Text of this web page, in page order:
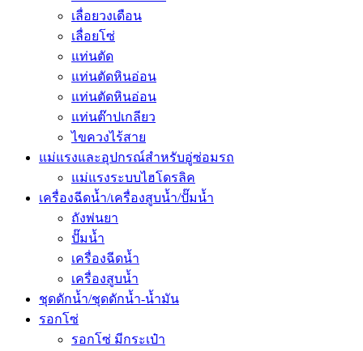
เลื่อยวงเดือน
เลื่อยโซ่
แท่นตัด
แท่นตัดหินอ่อน
แท่นตัดหินอ่อน
แท่นต๊าปเกลียว
ไขควงไร้สาย
แม่แรงและอุปกรณ์สำหรับอู่ซ่อมรถ
แม่แรงระบบไฮโดรลิค
เครื่องฉีดน้ำ/เครื่องสูบน้ำ/ปั๊มน้ำ
ถังพ่นยา
ปั๊มน้ำ
เครื่องฉีดน้ำ
เครื่องสูบน้ำ
ชุดดักน้ำ/ชุดดักน้ำ-น้ำมัน
รอกโซ่
รอกโซ่ มีกระเป๋า